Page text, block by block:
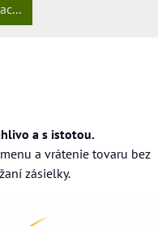
a s istotou.
a vrátenie tovaru bez
zásielky.